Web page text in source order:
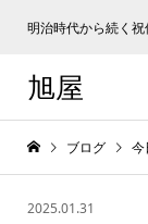
明治時代から続く祝
旭屋
ブログ 今
2025.01.31